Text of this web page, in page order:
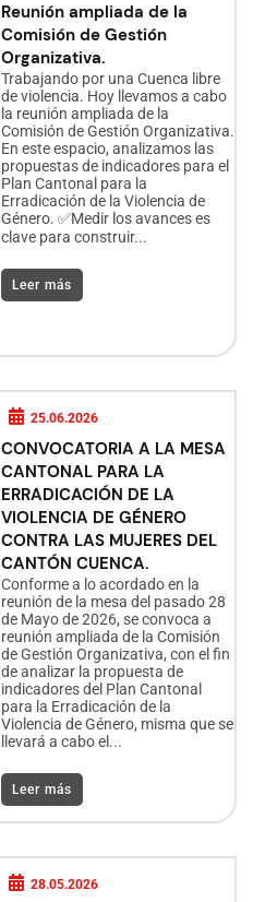
Reunión ampliada de la
Comisión de Gestión
Organizativa.
Trabajando por una Cuenca libre
de violencia. Hoy llevamos a cabo
la reunión ampliada de la
Comisión de Gestión Organizativa.
En este espacio, analizamos las
propuestas de indicadores para el
Plan Cantonal para la
Erradicación de la Violencia de
Género. ✅Medir los avances es
clave para construir...
Leer más
25.06.2026
CONVOCATORIA A LA MESA
CANTONAL PARA LA
ERRADICACIÓN DE LA
VIOLENCIA DE GÉNERO
CONTRA LAS MUJERES DEL
CANTÓN CUENCA.
Conforme a lo acordado en la
reunión de la mesa del pasado 28
de Mayo de 2026, se convoca a
reunión ampliada de la Comisión
de Gestión Organizativa, con el fin
de analizar la propuesta de
indicadores del Plan Cantonal
para la Erradicación de la
Violencia de Género, misma que se
llevará a cabo el...
Leer más
28.05.2026